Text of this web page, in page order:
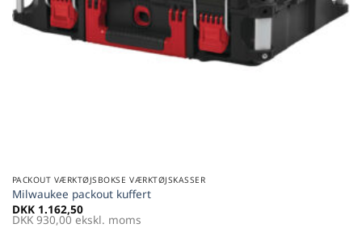
PACKOUT VÆRKTØJSBOKSE VÆRKTØJSKASSER
Milwaukee packout kuffert
DKK 1.162,50
DKK 930,00ekskl. moms